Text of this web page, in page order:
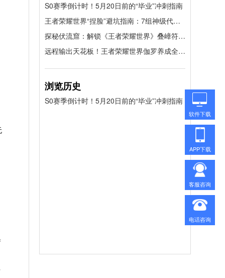
S0赛季倒计时！5月20日前的“毕业”冲刺指南
王者荣耀世界“捏脸”避坑指南：7组神级代码，告别“手残”秒变主角
探秘伏流窟：解锁《王者荣耀世界》叠嶂符印的硬核寻宝指南
远程输出天花板！王者荣耀世界伽罗养成全解，战令主 C 轻松成型
浏览历史
S0赛季倒计时！5月20日前的“毕业”冲刺指南
软件下载
APP下载
客服咨询
电话咨询